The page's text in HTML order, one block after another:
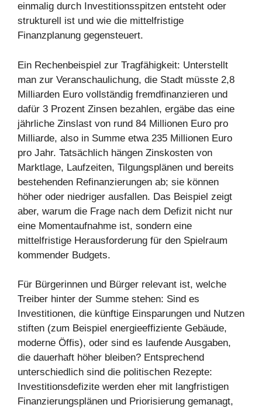
einmalig durch Investitionsspitzen entsteht oder
strukturell ist und wie die mittelfristige
Finanzplanung gegensteuert.
Ein Rechenbeispiel zur Tragfähigkeit: Unterstellt
man zur Veranschaulichung, die Stadt müsste 2,8
Milliarden Euro vollständig fremdfinanzieren und
dafür 3 Prozent Zinsen bezahlen, ergäbe das eine
jährliche Zinslast von rund 84 Millionen Euro pro
Milliarde, also in Summe etwa 235 Millionen Euro
pro Jahr. Tatsächlich hängen Zinskosten von
Marktlage, Laufzeiten, Tilgungsplänen und bereits
bestehenden Refinanzierungen ab; sie können
höher oder niedriger ausfallen. Das Beispiel zeigt
aber, warum die Frage nach dem Defizit nicht nur
eine Momentaufnahme ist, sondern eine
mittelfristige Herausforderung für den Spielraum
kommender Budgets.
Für Bürgerinnen und Bürger relevant ist, welche
Treiber hinter der Summe stehen: Sind es
Investitionen, die künftige Einsparungen und Nutzen
stiften (zum Beispiel energieeffiziente Gebäude,
moderne Öffis), oder sind es laufende Ausgaben,
die dauerhaft höher bleiben? Entsprechend
unterschiedlich sind die politischen Rezepte:
Investitionsdefizite werden eher mit langfristigen
Finanzierungsplänen und Priorisierung gemanagt,